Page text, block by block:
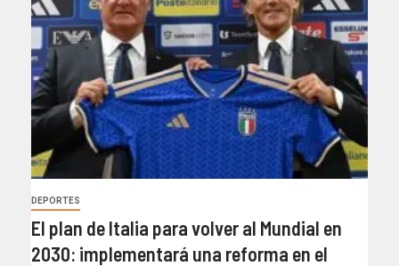
DEPORTES
El plan de Italia para volver al Mundial en
2030: implementará una reforma en el